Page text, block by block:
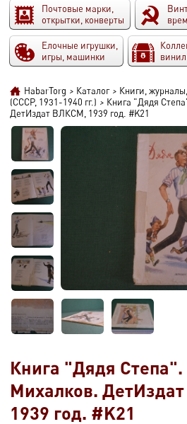
Почтовые марки,
открытки, конверты
Елочные игрушки,
игры, машинки
винил
HabarTorg > Каталог > Книги,
(СССР, 1931-1940 гг.) > Книга "Дядя
ДетИздат ВЛКСМ, 1939 год. #K21
Книга "Дядя Степа".
Михалков.
1939 год. #K21